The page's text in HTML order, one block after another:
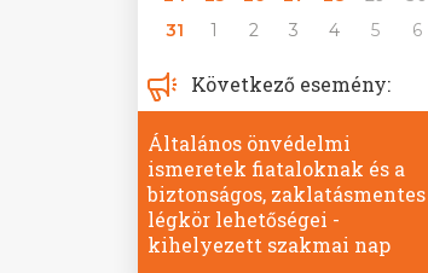
31
1 2 3 4 5 6
Következő esemény:
Általános önvédelmi
ismeretek fiataloknak és a
biztonságos, zaklatásmentes
légkör lehetőségei -
kihelyezett szakmai nap